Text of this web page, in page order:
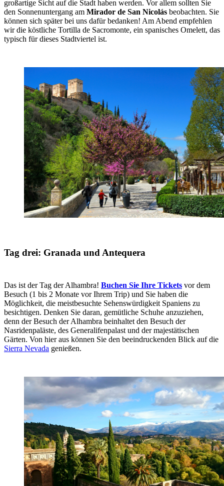
großartige Sicht auf die Stadt haben werden. Vor allem sollten Sie
den Sonnenuntergang am Mirador de San Nicolás beobachten. Sie
können sich später bei uns dafür bedanken! Am Abend empfehlen
wir die köstliche Tortilla de Sacromonte, ein spanisches Omelett, das
typisch für dieses Stadtviertel ist.
Tag drei: Granada und Antequera
Das ist der Tag der Alhambra! Buchen Sie Ihre Tickets vor dem
Besuch (1 bis 2 Monate vor Ihrem Trip) und Sie haben die
Möglichkeit, die meistbesuchte Sehenswürdigkeit Spaniens zu
besichtigen. Denken Sie daran, gemütliche Schuhe anzuziehen,
denn der Besuch der Alhambra beinhaltet den Besuch der
Nasridenpaläste, des Generalifenpalast und der majestätischen
Gärten. Von hier aus können Sie den beeindruckenden Blick auf die
Sierra Nevada genießen.